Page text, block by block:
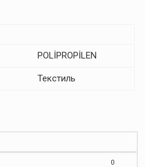
POLİPROPİLEN
Текстиль
0